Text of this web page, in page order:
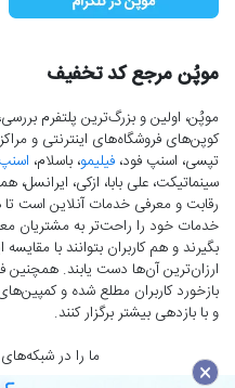
موپُن مرجع کد تخفیف
موپُن، اولین و بزرگ‌ترین پلتفرم
کوپن‌های فروشگاه‌های اینترنتی و
تپسی، اسنپ فود، فیلیمو، باسلام،
سینماتیکت، علی بابا، ازکی،
رقابت و معرفی خدمات آنلاین است
خدمات خود را راحت‌تر به مشتریان
بگیرند و هم کاربران بتوانند با
ارزان‌ترین آن‌ها دست‌ یابند. همچنین
بازخورد کاربران مطلع شده و
و با بازدهی بیشتر برگزار کنند.
ما را در
×